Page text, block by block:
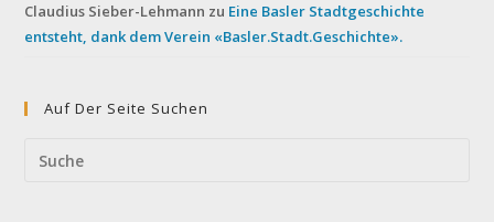
Claudius Sieber-Lehmann zu Eine Basler Stadtgeschichte
entsteht, dank dem Verein «Basler.Stadt.Geschichte».
Auf Der Seite Suchen
Search